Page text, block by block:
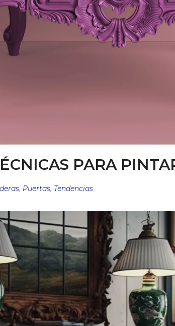
PARA
, Puertas, Tendencias